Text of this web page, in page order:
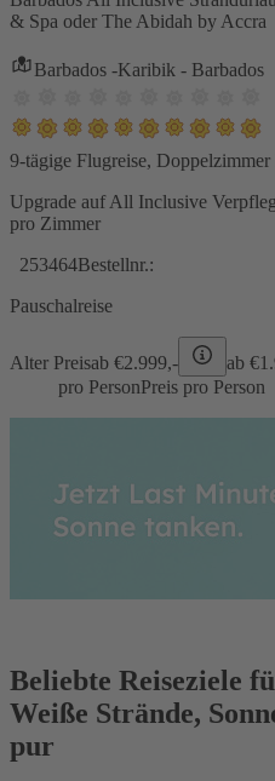
& Spa oder The Abidah by Accra
Barbados -Karibik - Barbados
9-tägige Flugreise,
Upgrade auf All Inclusive
pro Zimmer
253464Bestellnr.:
Pauschalreise
Alter Preisab €2.999,- ab €
pro PersonPreis pro Person
Beliebte Reiseziele
Weiße Strände,
pur